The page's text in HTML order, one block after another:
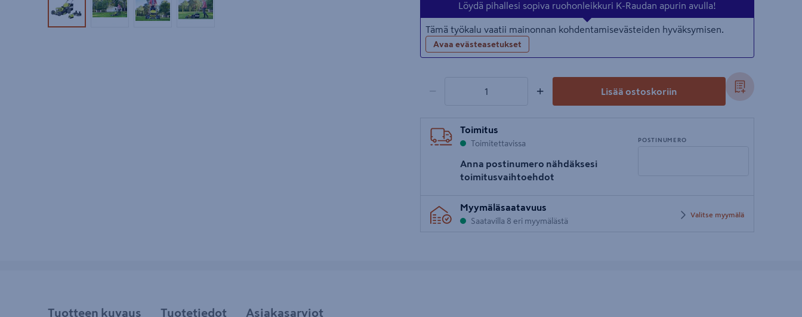
Tuotekuva 1Tuotekuva 2Tuotekuva 3Tuotekuva 4
Löydä pihallesi sopiva ruohonleikkuri K-Raudan apurin avulla!
Tämä työkalu vaatii mainonnan kohdentamisevästeiden hyväksymisen.
Avaa evästeasetukset
− + Lisää ostoskoriin
Toimitus
Toimitettavissa
Anna postinumero nähdäksesi
toimitusvaihtoehdot
POSTINUMERO
postinumero
Myymäläsaatavuus
Saatavilla 8 eri myymälästä
Valitse myymälä
Tuotteen kuvaus Tuotetiedot Asiakasarviot